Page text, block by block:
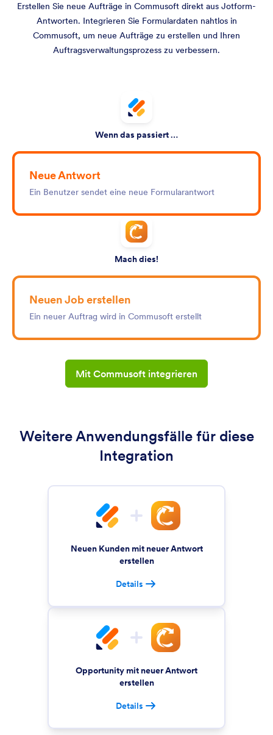
Erstellen Sie neue Aufträge in Commusoft direkt aus Jotform-
Antworten. Integrieren Sie Formulardaten nahtlos in
Commusoft, um neue Aufträge zu erstellen und Ihren
Auftragsverwaltungsprozess zu verbessern.
Wenn das passiert …
Neue Antwort
Ein Benutzer sendet eine neue Formularantwort
Mach dies!
Neuen Job erstellen
Ein neuer Auftrag wird in Commusoft erstellt
Mit Commusoft integrieren
Weitere Anwendungsfälle für diese
Integration
Neuen Kunden mit neuer Antwort
erstellen
Details
Opportunity mit neuer Antwort
erstellen
Details